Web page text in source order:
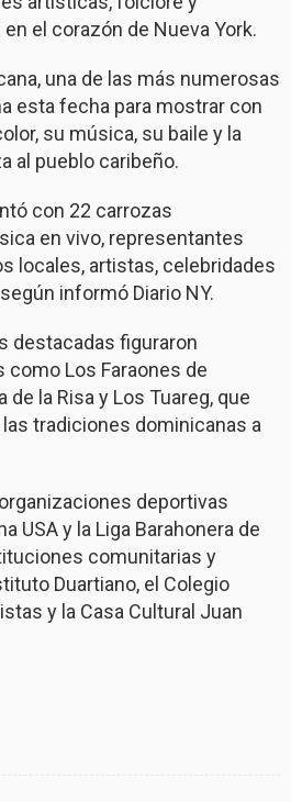
el corazón de Nueva York.
una de las más numerosas
esta fecha para mostrar con
su música, su baile y la
al pueblo caribeño.
con 22 carrozas
en vivo, representantes
locales, artistas, celebridades
informó Diario NY.
destacadas figuraron
Los Faraones de
de la Risa y Los Tuareg, que
tradiciones dominicanas a
deportivas
USA y la Liga Barahonera de
comunitarias y
Duartiano, el Colegio
y la Casa Cultural Juan